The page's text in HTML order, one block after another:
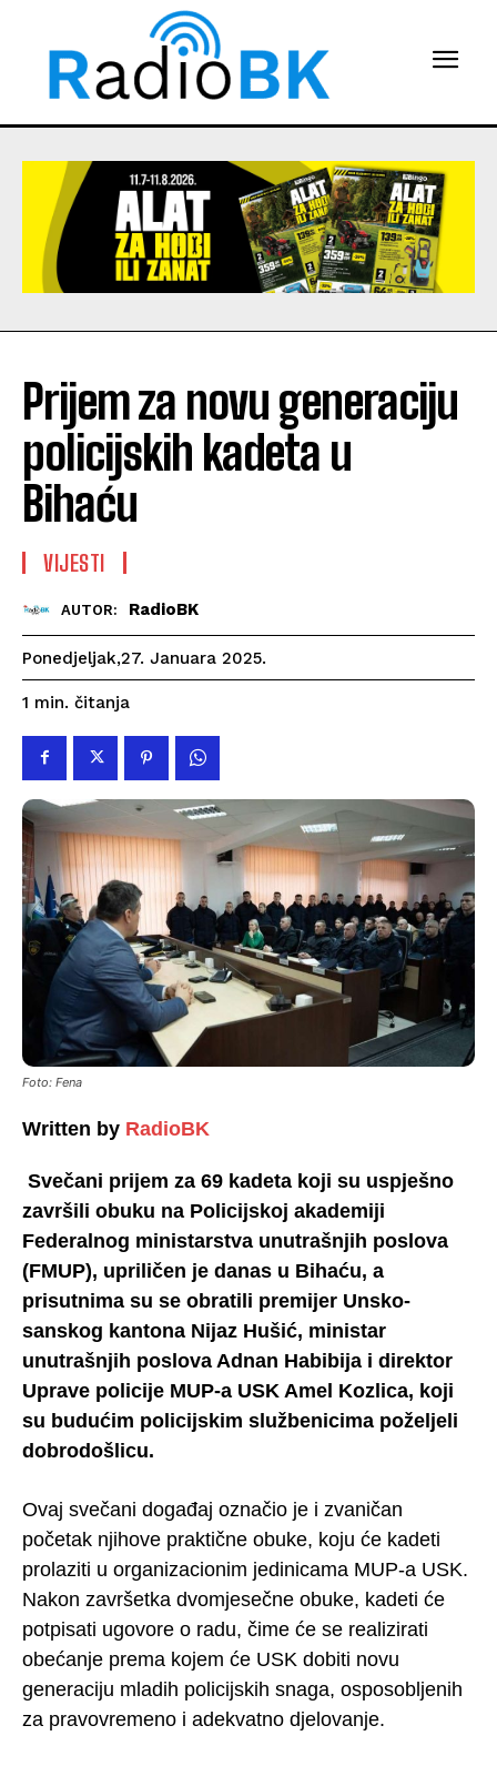
Prijem za novu generaciju
policijskih kadeta u
Bihaću
VIJESTI
AUTOR: RadioBK
Ponedjeljak,27. Januara 2025.
1 min. čitanja
Foto: Fena
Written by RadioBK
Svečani prijem za 69 kadeta koji su uspješno
završili obuku na Policijskoj akademiji
Federalnog ministarstva unutrašnjih poslova
(FMUP), upriličen je danas u Bihaću, a
prisutnima su se obratili premijer Unsko-
sanskog kantona Nijaz Hušić, ministar
unutrašnjih poslova Adnan Habibija i direktor
Uprave policije MUP-a USK Amel Kozlica, koji
su budućim policijskim službenicima poželjeli
dobrodošlicu.
Ovaj svečani događaj označio je i zvaničan
početak njihove praktične obuke, koju će kadeti
prolaziti u organizacionim jedinicama MUP-a USK.
Nakon završetka dvomjesečne obuke, kadeti će
potpisati ugovore o radu, čime će se realizirati
obećanje prema kojem će USK dobiti novu
generaciju mladih policijskih snaga, osposobljenih
za pravovremeno i adekvatno djelovanje.